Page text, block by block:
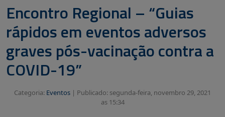
Encontro Regional – “Guias
rápidos em eventos adversos
graves pós-vacinação contra a
COVID-19”
Categoria: Eventos | Publicado: segunda-feira, novembro 29, 2021
as 15:34